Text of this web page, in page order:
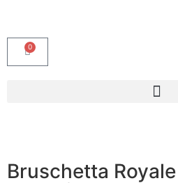
0
Bruschetta